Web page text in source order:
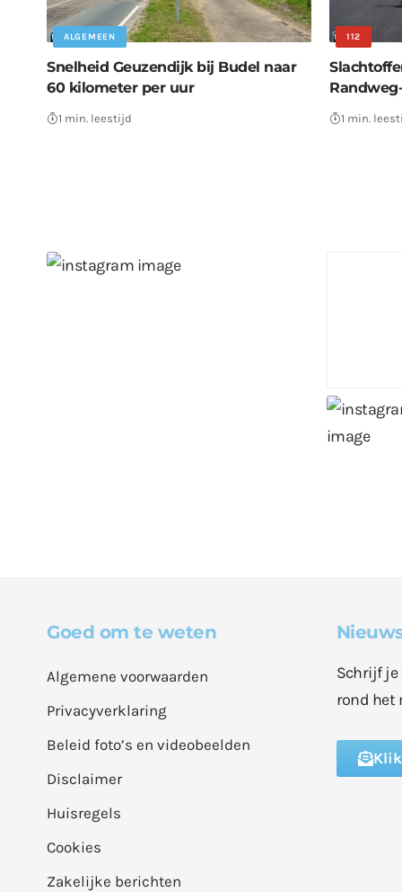
ALGEMEEN
Snelheid Geuzendijk bij Budel naar
60 kilometer per uur
1 min. leestijd
112
1 min.
Goed om te weten
Algemene voorwaarden
Privacyverklaring
Beleid foto’s en videobeelden
Disclaimer
Huisregels
Cookies
Zakelijke berichten
Schrijf je
rond het